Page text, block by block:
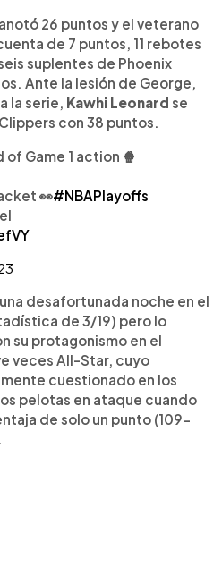
anotó 26 puntos y el veterano
de 7 puntos, 11 rebotes
suplentes de Phoenix
Ante la lesión de George,
la serie, Kawhi Leonard se
con 38 puntos.
Game 1 action 🍿
👀#NBAPlayoffs
desafortunada noche en el
de 3/19) pero lo
su protagonismo en el
veces All-Star, cuyo
cuestionado en los
pelotas en ataque cuando
de solo un punto (109-